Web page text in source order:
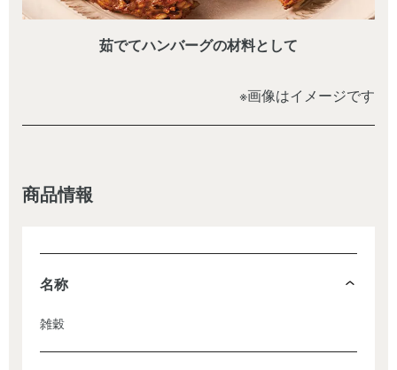
茹でてハンバーグの材料として
※画像はイメージです
商品情報
名称
雑穀